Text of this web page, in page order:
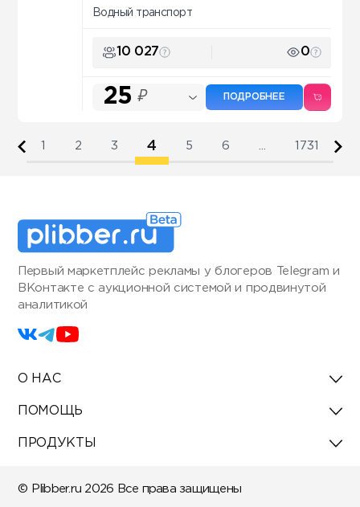
Водный транспорт
10 027 0
25 ₽ ПОДРОБНЕЕ
2 3 4 5 6 1731
Первый маркетплейс рекламы у блогеров Telegram и
ВКонтакте с аукционной системой и продвинутой
аналитикой
О НАС
ПОМОЩЬ
ПРОДУКТЫ
© Plibber.ru 2026 Все права защищены